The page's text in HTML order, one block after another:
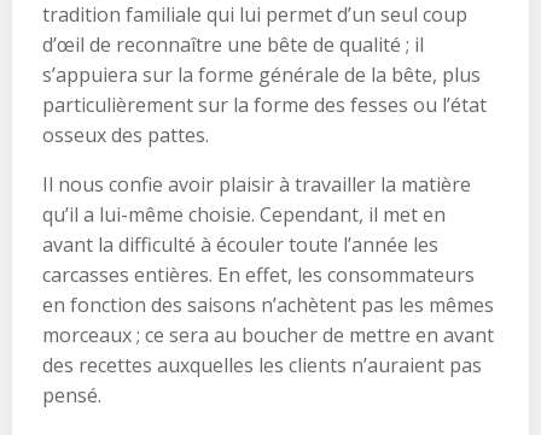
tradition familiale qui lui permet d’un seul coup
d’œil de reconnaître une bête de qualité ; il
s’appuiera sur la forme générale de la bête, plus
particulièrement sur la forme des fesses ou l’état
osseux des pattes.
Il nous confie avoir plaisir à travailler la matière
qu’il a lui-même choisie. Cependant, il met en
avant la difficulté à écouler toute l’année les
carcasses entières. En effet, les consommateurs
en fonction des saisons n’achètent pas les mêmes
morceaux ; ce sera au boucher de mettre en avant
des recettes auxquelles les clients n’auraient pas
pensé.